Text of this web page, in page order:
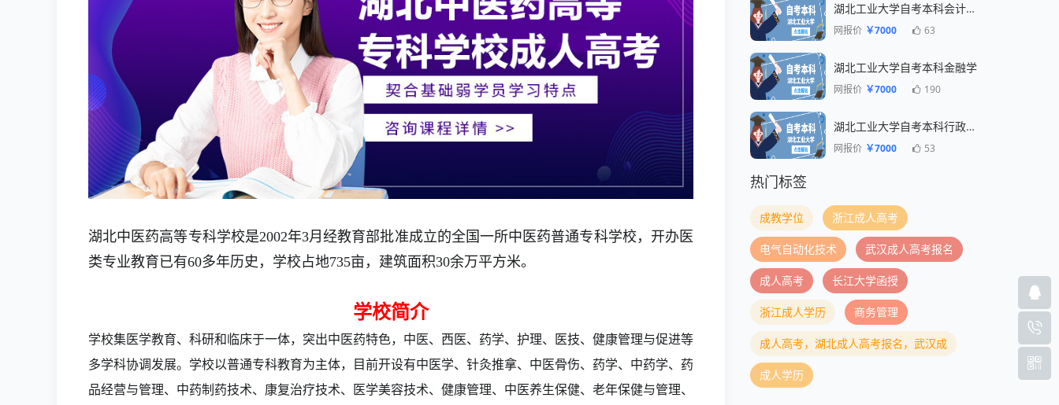
湖北中医药高等专科学校是2002年3月经教育部批准成立的全国一所中医药普通专科学校，开办医
类专业教育已有60多年历史，学校占地735亩，建筑面积30余万平方米。
学校简介
学校集医学教育、科研和临床于一体，突出中医药特色，中医、西医、药学、护理、医技、健康管理与促进等
多学科协调发展。学校以普通专科教育为主体，目前开设有中医学、针灸推拿、中医骨伤、药学、中药学、药
品经营与管理、中药制药技术、康复治疗技术、医学美容技术、健康管理、中医养生保健、老年保健与管理、
湖北工业大学自考本科会计专业
网报价 ￥7000 63
湖北工业大学自考本科金融学
网报价 ￥7000 190
湖北工业大学自考本科行政管理专业
网报价 ￥7000 53
热门标签
成教学位 浙江成人高考
电气自动化技术 武汉成人高考报名
成人高考 长江大学函授
浙江成人学历 商务管理
成人高考，湖北成人高考报名，武汉成
成人学历